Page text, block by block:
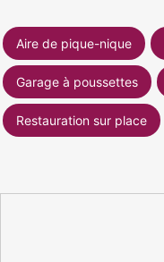
Aire de pique-nique
Garage à poussettes
Restauration sur place